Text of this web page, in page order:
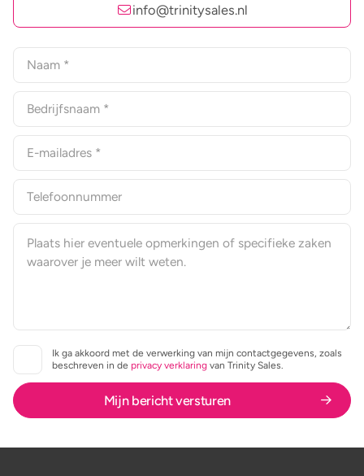
info@trinitysales.nl
Ik ga akkoord met de verwerking van mijn contactgegevens, zoals
beschreven in de privacy verklaring van Trinity Sales.